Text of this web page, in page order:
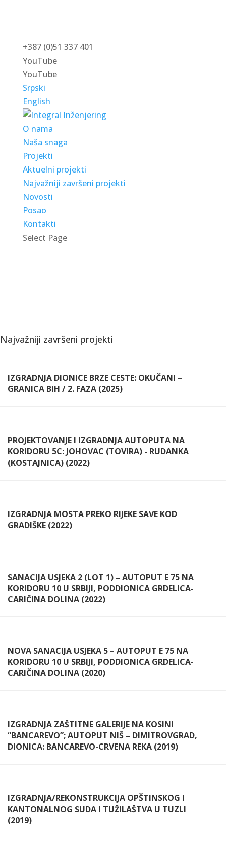
+387 (0)51 337 401
YouTube
YouTube
Srpski
English
O nama
Naša snaga
Projekti
Aktuelni projekti
Najvažniji završeni projekti
Novosti
Posao
Kontakti
Select Page
Najvažniji završeni projekti
IZGRADNJA DIONICE BRZE CESTE: OKUČANI –
GRANICA BIH / 2. FAZA (2025)
PROJEKTOVANJE I IZGRADNJA AUTOPUTA NA
KORIDORU 5C: JOHOVAC (TOVIRA) - RUDANKA
(KOSTAJNICA) (2022)
IZGRADNJA MOSTA PREKO RIJEKE SAVE KOD
GRADIŠKE (2022)
SANACIJA USJEKA 2 (LOT 1) – AUTOPUT E 75 NA
KORIDORU 10 U SRBIJI, PODDIONICA GRDELICA-
CARIČINA DOLINA (2022)
NOVA SANACIJA USJEKA 5 – AUTOPUT E 75 NA
KORIDORU 10 U SRBIJI, PODDIONICA GRDELICA-
CARIČINA DOLINA (2020)
IZGRADNJA ZAŠTITNE GALERIJE NA KOSINI
“BANCAREVO”; AUTOPUT NIŠ – DIMITROVGRAD,
DIONICA: BANCAREVO-CRVENA REKA (2019)
IZGRADNJA/REKONSTRUKCIJA OPŠTINSKOG I
KANTONALNOG SUDA I TUŽILAŠTVA U TUZLI
(2019)